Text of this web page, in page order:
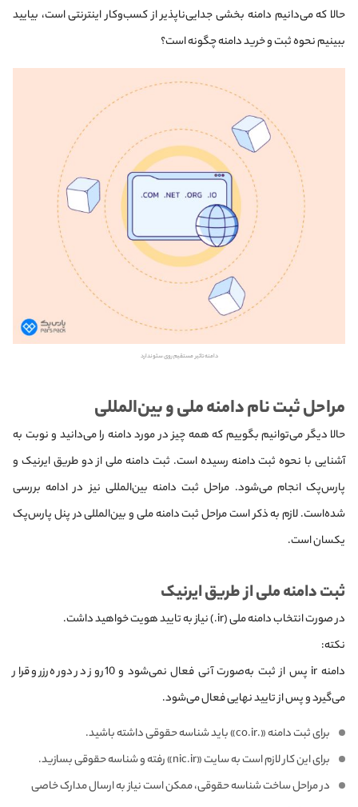
حالا که می‌دانیم دامنه بخشی جدایی‌ناپذیر از کسب‌وکار اینترنتی است، بیایید
ببینیم نحوه ثبت و خرید دامنه چگونه است؟
دامنه تاثیر مستقیم روی سئو ندارد
مراحل ثبت نام دامنه ملی و بین‌المللی
حالا دیگر می‌توانیم بگوییم که همه چیز در مورد دامنه را می‌دانید و نوبت به
آشنایی با نحوه ثبت دامنه رسیده است. ثبت دامنه ملی از دو طریق ایرنیک و
پارس‌پک انجام می‌شود. مراحل ثبت دامنه بین‌المللی نیز در ادامه بررسی
شده‌است. لازم به ذکر است مراحل ثبت دامنه ملی و بین‌المللی در پنل پارس‌پک
یکسان است.
ثبت دامنه ملی از طریق ایرنیک
در صورت انتخاب دامنه ملی (ir.) نیاز به تایید هویت خواهید داشت.
نکته:
دامنه ir پس از ثبت به‌صورت آنی فعال نمی‌شود و 10 روز در دوره رزرو قرار
می‌گیرد و پس از تایید نهایی فعال می‌شود.
برای ثبت دامنه «.co.ir» باید شناسه حقوقی داشته باشید.
برای این کار لازم است به سایت «nic.ir» رفته و شناسه حقوقی بسازید.
در مراحل ساخت شناسه حقوقی، ممکن است نیاز به ارسال مدارک خاصی